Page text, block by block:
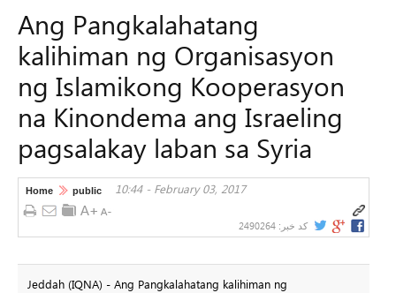
Ang Pangkalahatang
kalihiman ng Organisasyon
ng Islamikong Kooperasyon
na Kinondema ang Israeling
pagsalakay laban sa Syria
Home public 10:44 - February 03, 2017
کد خبر: 2490264
Jeddah (IQNA) - Ang Pangkalahatang kalihiman ng